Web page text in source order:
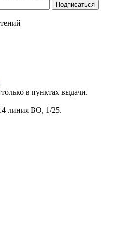
Подписаться
в пунктах выдачи.
линия ВО, 1/25.